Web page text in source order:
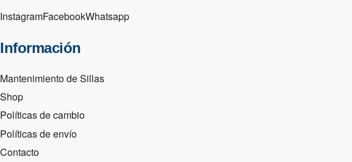
InstagramFacebookWhatsapp
Información
Mantenimiento de Sillas
Shop
Políticas de cambio
Políticas de envío
Contacto